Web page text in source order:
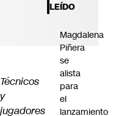
Técnicos
y
jugadores
LEÍDO
Magdalena
Piñera
se
alista
para
el
lanzamiento